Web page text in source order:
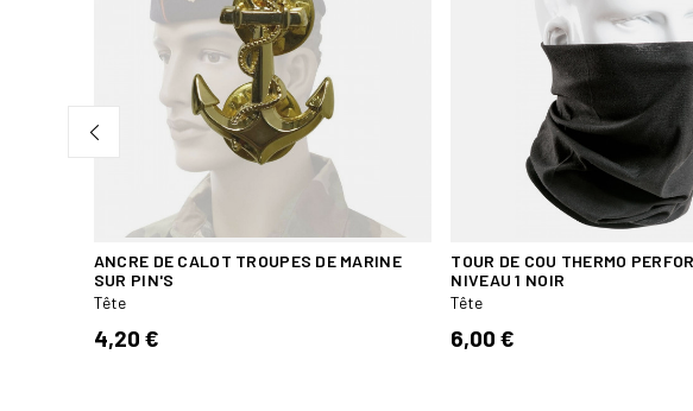
ANCRE DE CALOT TROUPES DE MARINE
SUR PIN'S
Tête
4,20 €
TOUR DE COU THERMO
NIVEAU 1 NOIR
Tête
6,00 €